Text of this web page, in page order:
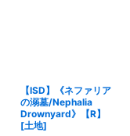
【ISD】《ネファリア
の溺墓/Nephalia
Drownyard》【R】
[土地]